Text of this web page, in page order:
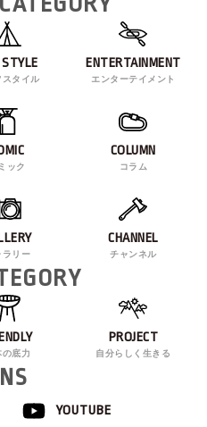
STYLE
スタイル
ENTERTAINMENT
エンターテイメント
ック
COLUMN
コラム
ラリー
CHANNEL
チャンネル
の底力
PROJECT
自分らしく生きる
YOUTUBE